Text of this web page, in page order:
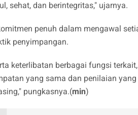
sehat, dan berintegritas," ujarnya.
penuh dalam mengawal
penyimpangan.
keterlibatan berbagai fungsi
yang sama dan penilaian
pungkasnya.(min)